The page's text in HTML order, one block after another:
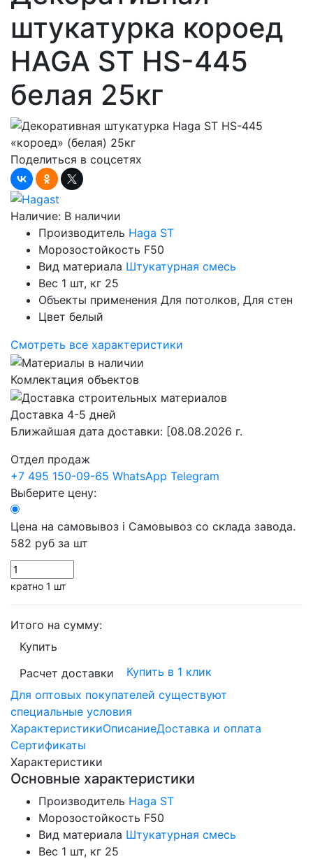
штукатурка короед
HAGA ST HS-445
белая 25кг
Поделиться в соцсетях
Наличие: В наличии
Производитель Haga ST
Морозостойкость F50
Вид материала Штукатурная смесь
Вес 1 шт, кг 25
Объекты применения Для потолков, Для стен
Цвет белый
Смотреть все характеристики
Комлектация объектов
Доставка 4-5 дней
Ближайшая дата доставки: [08.08.2026 г.
Отдел продаж
+7 495 150-09-65 WhatsApp Telegram
Выберите цену:
Цена на самовывоз i Самовывоз со склада завода.
582 руб за шт
кратно 1 шт
Итого на сумму:
Купить
Расчет доставки
Купить в 1 клик
Для оптовых покупателей существуют
специальные условия
ХарактеристикиОписаниеДоставка и оплата
Сертификаты
Характеристики
Основные характеристики
Производитель Haga ST
Морозостойкость F50
Вид материала Штукатурная смесь
Вес 1 шт, кг 25